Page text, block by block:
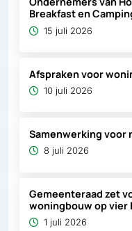
Breakfast en
15 juli 2026
Afspraken voor
10 juli 2026
Samenwerking
8 juli 2026
Gemeenteraad zet
woningbouw op vier
1 juli 2026